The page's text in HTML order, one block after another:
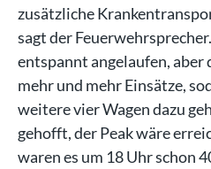
zusätzliche
sagt der
entspannt angelaufen, aber
mehr und mehr Einsätze,
weitere vier Wagen dazu
gehofft, der Peak wäre
waren es um 18 Uhr schon